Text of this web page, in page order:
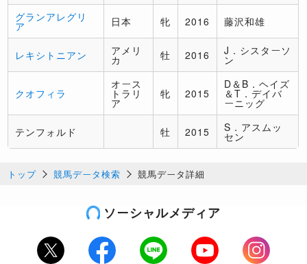
グランアレグリ
ア 日本 牝 2016 藤沢和雄
レキシトニアン アメリ
カ 牡 2016 J．シスターソ
ン
クオフィラ
オース
トラリ
ア
牝 2015
D＆B．ヘイズ
＆T．デイバ
ーニッグ
テンフォルド 牡 2015 S．アスムッ
セン
トップ 競馬データ検索 競馬データ詳細
ソーシャルメディア